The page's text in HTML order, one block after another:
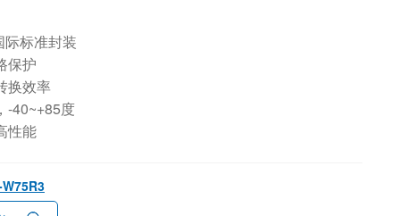
标准封装
保护
换效率
-40~+85度
性能